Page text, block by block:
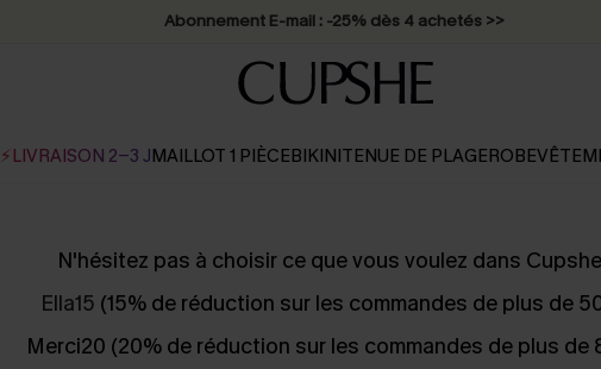
Abonnement E-mail : -25% dès 4 achetés >>
⚡LIVRAISON 2-3 JMAILLOT 1 PIÈCEBIKINITENUE DE PLAGEROBE
N'hésitez pas à choisir ce que vous voulez dans
Ella15 (15% de réduction sur les commandes de plus de
Merci20 (20% de réduction sur les commandes de plus de